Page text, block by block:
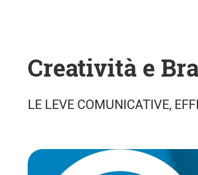
Creatività e
LE LEVE COMUNICATIVE,